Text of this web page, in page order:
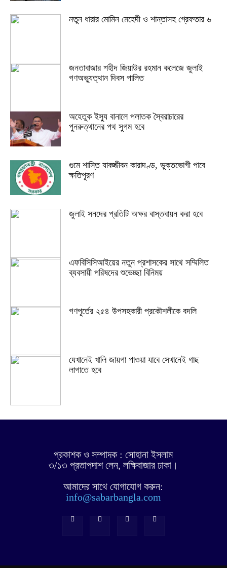
নতুন ধারার মোমিন মেহেদী ও শান্তাসহ গ্রেফতার ৬
জনতাবাজার শহীদ জিয়াউর রহমান কলেজে জুলাই
গণঅভ্যুত্থান দিবস পালিত
অহেতুক ইস্যু বানালে পলাতক স্বৈরাচারের
পুনরুত্থানের পথ সুগম হবে
গুমে শাস্তি যাবজ্জীবন কারাদণ্ড, ভুক্তভোগী পাবে
ক্ষতিপূরণ
জুলাই সনদের প্রতিটি অক্ষর বাস্তবায়ন করা হবে
এফবিসিসিআইয়ের নতুন প্রশাসকের সাথে সম্মিলিত
ব্যবসায়ী পরিষদের শুভেচ্ছা বিনিময়
গণপূর্তের ২৫৪ উপসহকারী প্রকৌশলীকে বদলি
যেখানেই খালি জায়গা পাওয়া যাবে সেখানেই গাছ
লাগাতে হবে
প্রকাশক ও সম্পাদক : সোহানা ইসলাম
৩/১৩ প্রতাপদাশ লেন, লক্ষিবাজার ঢাকা।
আমাদের সাথে যোগাযোগ করুন:
info@sabarbangla.com